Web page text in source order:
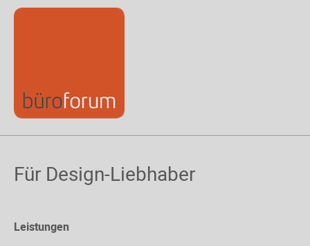
Für Design-Liebhaber
Leistungen